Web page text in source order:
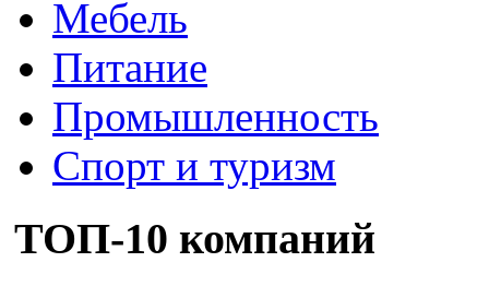
Мебель
Питание
Промышленность
Спорт и туризм
ТОП-10 компаний